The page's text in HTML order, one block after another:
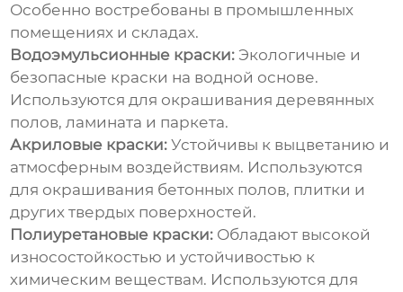
Особенно востребованы в промышленных
помещениях и складах.
Водоэмульсионные краски: Экологичные и
безопасные краски на водной основе.
Используются для окрашивания деревянных
полов, ламината и паркета.
Акриловые краски: Устойчивы к выцветанию и
атмосферным воздействиям. Используются
для окрашивания бетонных полов, плитки и
других твердых поверхностей.
Полиуретановые краски: Обладают высокой
износостойкостью и устойчивостью к
химическим веществам. Используются для